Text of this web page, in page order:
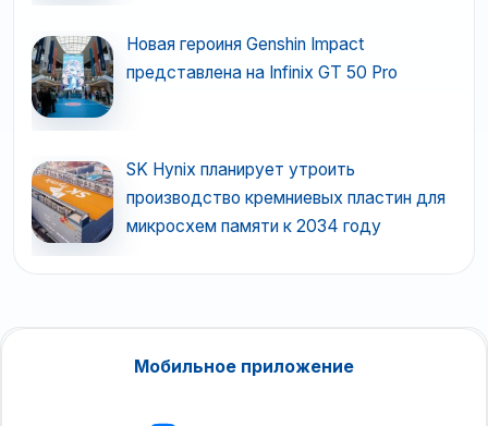
Новая героиня Genshin Impact
представлена на Infinix GT 50 Pro
SK Hynix планирует утроить
производство кремниевых пластин для
микросхем памяти к 2034 году
Мобильное приложение